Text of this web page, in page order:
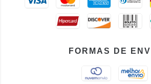
FORMAS DE